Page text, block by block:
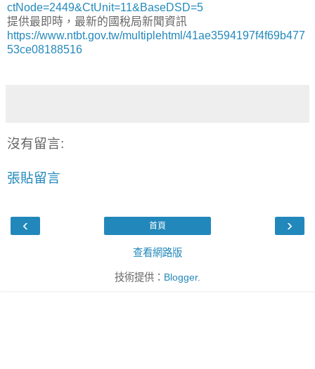
ctNode=2449&CtUnit=11&BaseDSD=5
提供最即時，最新的國稅局新聞資訊
https://www.ntbt.gov.tw/multiplehtml/41ae3594197f4f69b477
53ce08188516
沒有留言:
張貼留言
‹ ›
首頁
查看網路版
技術提供： Blogger.